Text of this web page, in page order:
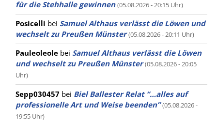
für die Stehhalle gewinnen (05.08.2026 - 20:15 Uhr)
Posicelli bei Samuel Althaus verlässt die Löwen und
wechselt zu Preußen Münster (05.08.2026 - 20:11 Uhr)
Pauleoleole bei Samuel Althaus verlässt die Löwen
und wechselt zu Preußen Münster (05.08.2026 - 20:05
Uhr)
Sepp030457 bei Biel Ballester Relat “…alles auf
professionelle Art und Weise beenden” (05.08.2026 -
19:55 Uhr)